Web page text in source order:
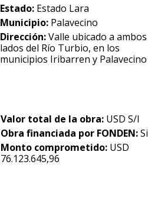
Estado: Estado Lara
Municipio: Palavecino
Dirección:Valle ubicado a ambos
lados del Río Turbio, en los
municipios Iribarren y Palavecino
Valor total de la obra: USD S/I
Obra financiada por FONDEN:Si
Monto comprometido: USD
76.123.645,96